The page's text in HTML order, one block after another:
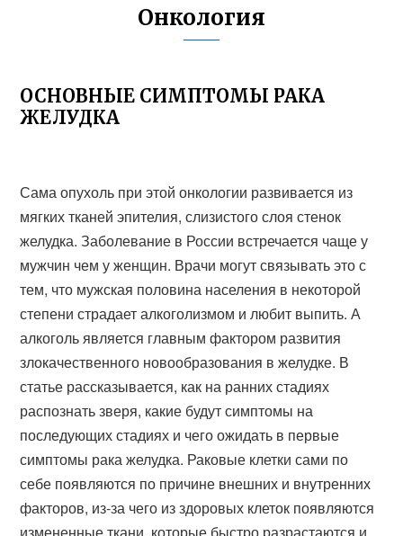
Онкология
ОСНОВНЫЕ СИМПТОМЫ РАКА
ЖЕЛУДКА
Сама опухоль при этой онкологии развивается из
мягких тканей эпителия, слизистого слоя стенок
желудка. Заболевание в России встречается чаще у
мужчин чем у женщин. Врачи могут связывать это с
тем, что мужская половина населения в некоторой
степени страдает алкоголизмом и любит выпить. А
алкоголь является главным фактором развития
злокачественного новообразования в желудке. В
статье рассказывается, как на ранних стадиях
распознать зверя, какие будут симптомы на
последующих стадиях и чего ожидать в первые
симптомы рака желудка. Раковые клетки сами по
себе появляются по причине внешних и внутренних
факторов, из-за чего из здоровых клеток появляются